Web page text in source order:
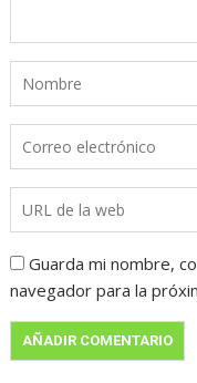
Guarda mi nombre,
navegador para la